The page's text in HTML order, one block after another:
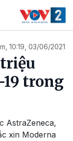
10:19, 03/06/2021
trong
AstraZeneca,
xin Moderna